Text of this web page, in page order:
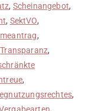
, Scheinangebot,
, SektVO,
,
Transparanz,
,
,
,